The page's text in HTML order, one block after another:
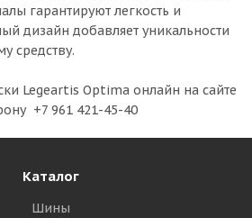
гарантируют легкость и
дизайн добавляет уникальности
средству.
Legeartis Optima онлайн на сайте
+7 961 421-45-40
Каталог
Шины